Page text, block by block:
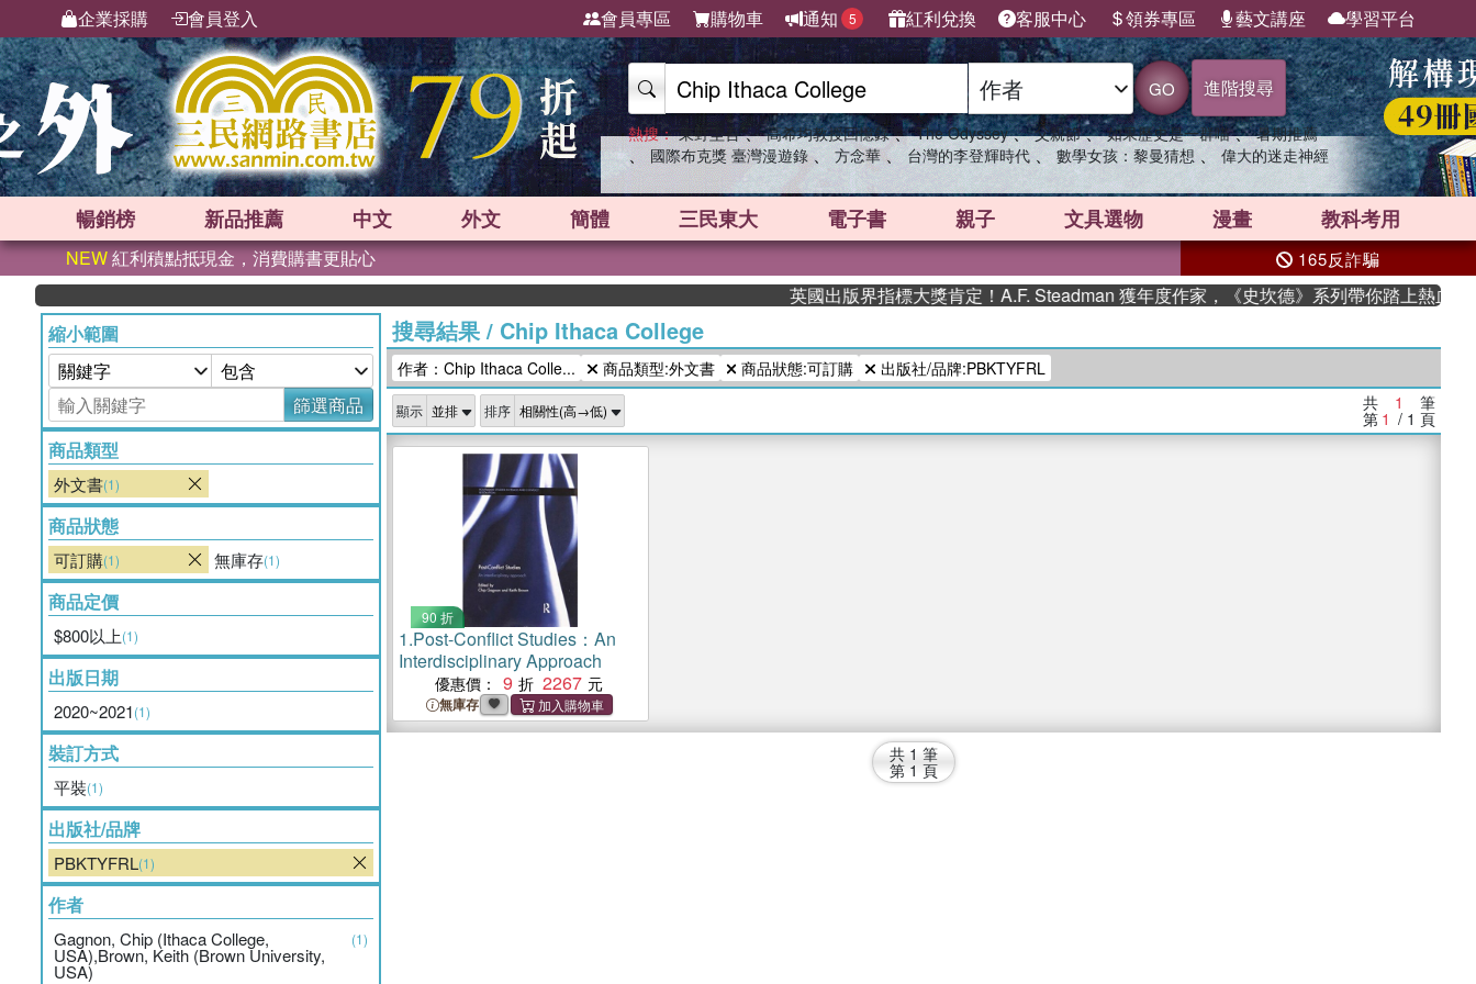
企業採購 會員登入 會員專區 購物車 通知 5 紅利兌換 客服中心 領券專區 藝文講座 學習平台
GO 進階搜尋
熱搜： 東野圭吾 、 高希均教授回憶錄 、 The Odyssey 、 父親節 、 如果歷史是一群喵 、 暑期推薦
、 國際布克獎 臺灣漫遊錄 、 方念華 、 台灣的李登輝時代 、 數學女孩：黎曼猜想 、 偉大的迷走神經
暢銷榜 新品推薦 中文 外文 簡體 三民東大 電子書 親子 文具選物 漫畫 教科考用
NEW紅利積點抵現金，消費購書更貼心 165反詐騙
英國出版界指標大獎肯定！A.F. Steadman 獲年度作家，《史坎德》系列帶你踏上熱血奇幻
縮小範圍
篩選商品
商品類型
外文書(1)
商品狀態
可訂購(1) 無庫存(1)
商品定價
$800以上(1)
出版日期
2020~2021(1)
裝訂方式
平裝(1)
出版社/品牌
PBKTYFRL(1)
作者
Gagnon, Chip (Ithaca College,
USA),Brown, Keith (Brown University,
USA)
(1)
搜尋結果/ Chip Ithaca College
作者：Chip Ithaca Colle... 商品類型:外文書 商品狀態:可訂購 出版社/品牌:PBKTYFRL
顯示 排序 共 1 筆
第 1 / 1 頁
90 折
1.Post-Conflict Studies：An
Interdisciplinary Approach
優惠價： 9 2267
無庫存
共 1 筆
第 1 頁